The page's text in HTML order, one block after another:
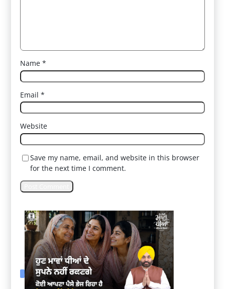
Name*
Email*
Website
Save my name, email, and website in this browser
for the next time I comment.